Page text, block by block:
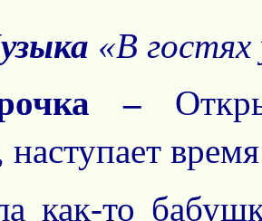
«В гостях
–
наступает
как-то